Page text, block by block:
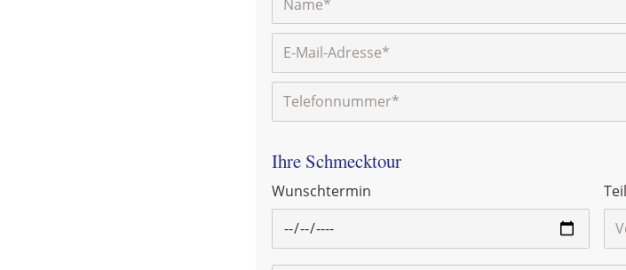
Ihre Schmecktour
Wunschtermin